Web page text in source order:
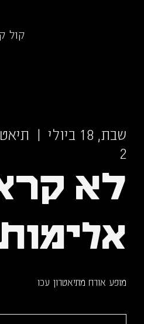
קול
שבת, 18 ביולי
  |
2
לא
מופע אורח מתיאטרון עכו